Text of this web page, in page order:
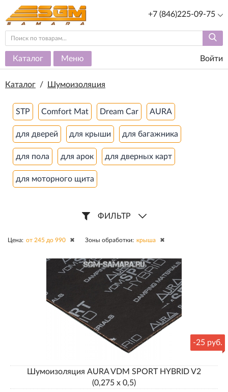
+7 (846)225-09-75
Каталог Меню Войти
Каталог / Шумоизоляция
STP Comfort Mat Dream Car AURA
для дверей для крыши для багажника
для пола для арок для дверных карт
для моторного щита
ФИЛЬТР
Цена: от 245 до 990 ✖ Зоны обработки: крыша ✖
-25 руб.
Шумоизоляция AURA VDM SPORT HYBRID V2
(0,275 х 0,5)